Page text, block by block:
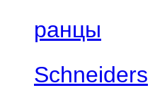
ранцы
Schneiders